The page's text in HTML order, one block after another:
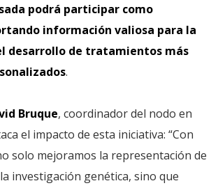
podrá participar como
información valiosa para la
desarrollo de tratamientos más
.
Bruque, coordinador del nodo en
el impacto de esta iniciativa: “Con
solo mejoramos la representación de
investigación genética, sino que